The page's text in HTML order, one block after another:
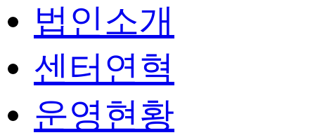
법인소개
센터연혁
운영현황